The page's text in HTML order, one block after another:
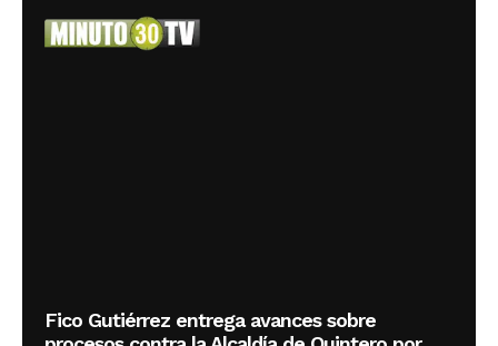
Fico Gutiérrez entrega avances sobre